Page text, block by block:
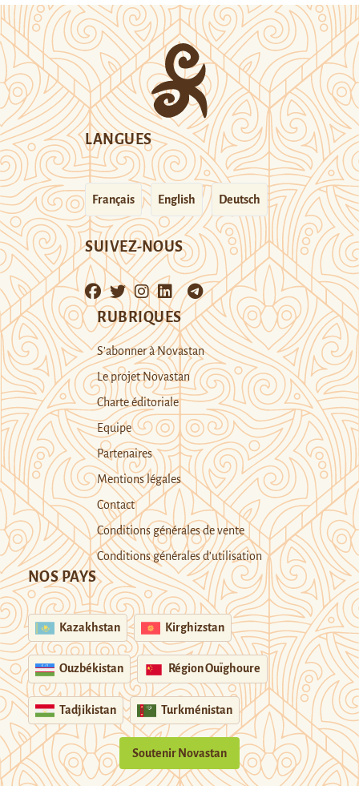
LANGUES
Français English Deutsch
SUIVEZ-NOUS
RUBRIQUES
S’abonner à Novastan
Le projet Novastan
Charte éditoriale
Equipe
Partenaires
Mentions légales
Contact
Conditions générales de vente
Conditions générales d’utilisation
NOS PAYS
Kazakhstan Kirghizstan
Ouzbékistan Région Ouïghoure
Tadjikistan Turkménistan
Soutenir Novastan